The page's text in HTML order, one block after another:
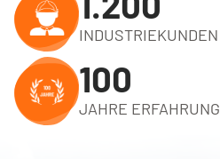
INDUSTRIEKUNDEN
100
JAHRE ERFAHRUNG